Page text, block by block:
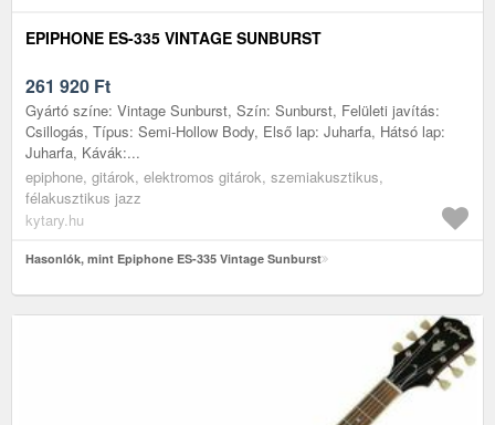
EPIPHONE ES-335 VINTAGE SUNBURST
261 920 Ft
Gyártó színe: Vintage Sunburst, Szín: Sunburst, Felületi javítás:
Csillogás, Típus: Semi-Hollow Body, Első lap: Juharfa, Hátsó lap:
Juharfa, Kávák:...
epiphone, gitárok, elektromos gitárok, szemiakusztikus,
félakusztikus jazz
kytary.hu
Hasonlók, mint Epiphone ES-335 Vintage Sunburst